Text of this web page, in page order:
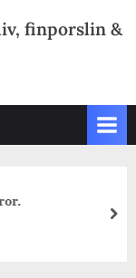
finporslin &